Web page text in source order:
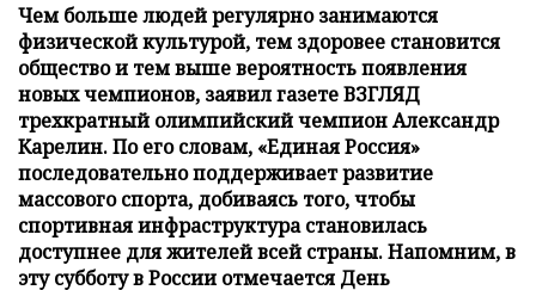
Чем больше людей регулярно занимаются
физической культурой, тем здоровее становится
общество и тем выше вероятность появления
новых чемпионов, заявил газете ВЗГЛЯД
трехкратный олимпийский чемпион Александр
Карелин. По его словам, «Единая Россия»
последовательно поддерживает развитие
массового спорта, добиваясь того, чтобы
спортивная инфраструктура становилась
доступнее для жителей всей страны. Напомним, в
эту субботу в России отмечается День